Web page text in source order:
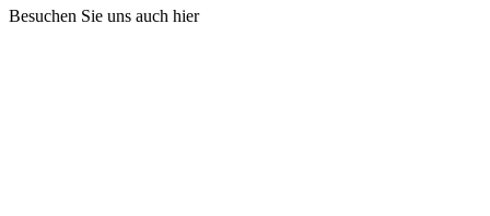
Besuchen Sie uns auch hier